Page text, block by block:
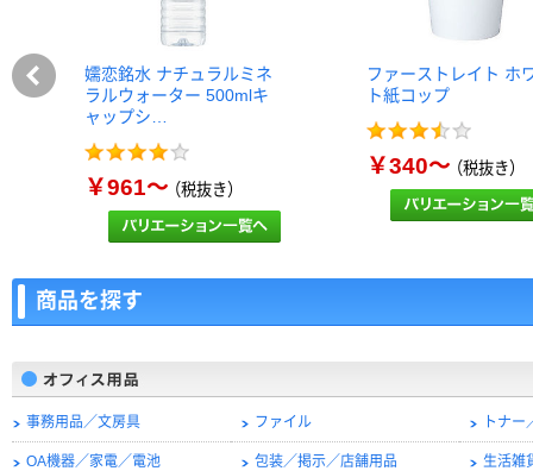
嬬恋銘水 ナチュラルミネ
ラルウォーター 500mlキ
ャップシ…
￥961～（税抜き）
ファーストレイト ホ
ト紙コップ
￥340～（税抜き）
商品を探す
事務用品／文房具 ファイル トナ
OA機器／家電／電池 包装／掲示／店舗用品 生活雑